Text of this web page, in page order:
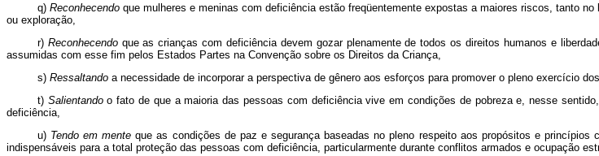
q)Reconhecendoque mulheres e meninas com deficiência estão freqüentemente expostas a maiores riscos, tanto
ou exploração,
r)Reconhecendoque as crianças com deficiência devem gozar plenamente de todos os direitos humanos e
assumidas com esse fim pelos Estados Partes na Convenção sobre os Direitos da Criança,
s)Ressaltandoa necessidade de incorporar a perspectiva de gênero aos esforços para promover o pleno exercício
t)Salientandoo fato de que a maioria das pessoas com deficiência vive em condições de pobreza e, nesse
deficiência,
u)Tendo em mente que as condições de paz e segurança baseadas no pleno respeito aos propósitos e
indispensáveis para a total proteção das pessoas com deficiência, particularmente durante conflitos armados e ocupação